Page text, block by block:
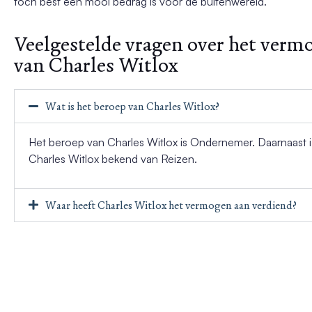
Veelgestelde vragen over het
van Charles Witlox
Wat is het beroep van Charles Witlox?
Het beroep van Charles Witlox is Ondernemer. Daarnaast
Charles Witlox bekend van Reizen.
Waar heeft Charles Witlox het vermogen aan verdiend?